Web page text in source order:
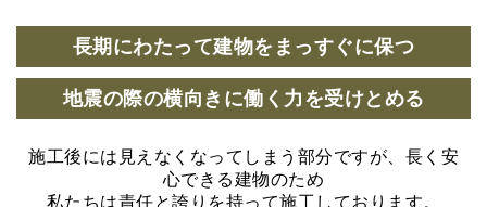
長期にわたって建物をまっすぐに保つ
地震の際の横向きに働く力を受けとめる
施工後には見えなくなってしまう部分ですが、長く安
心できる建物のため
私たちは責任と誇りを持って施工しております。